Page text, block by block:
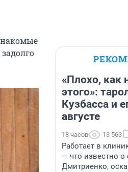
«Плохо, как
этого»:
Кузбасса и
августе
18 часов 13 563
Работает в
— что известно о
Дмитриенко,